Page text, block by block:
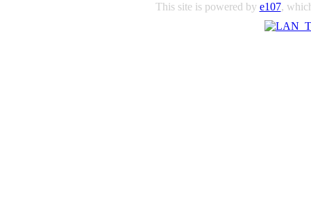
This site is powered by e107,